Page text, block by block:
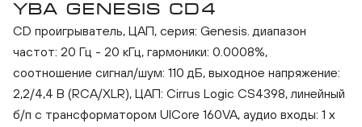
YBA Genesis CD4
YBA GENESIS CD4
CD проигрыватель, ЦАП, серия: Genesis. диапазон
частот: 20 Гц - 20 кГц, гармоники: 0.0008%,
соотношение сигнал/шум: 110 дБ, выходное напряжение:
2,2/4,4 В (RCA/XLR), ЦАП: Cirrus Logic CS4398, линейный
б/п с трансформатором UICore 160VA, аудио входы: 1 х